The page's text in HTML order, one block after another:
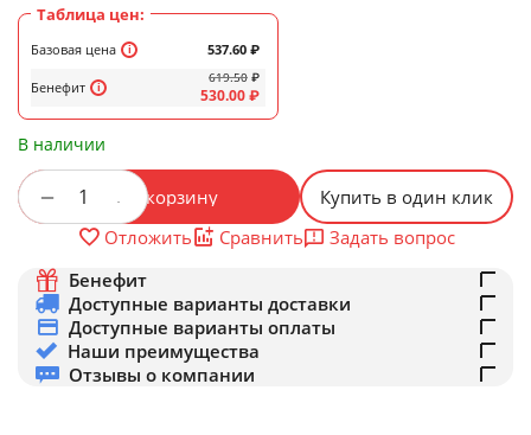
Таблица цен:
Базовая цена
Бенефит
537.60 ₽
619.50 ₽
530.00₽
В наличии
+
− В корзину
Купить в один клик
Отложить
Сравнить
Задать вопрос
Бенефит
Доступные варианты доставки
Доступные варианты оплаты
Наши преимущества
Отзывы о компании